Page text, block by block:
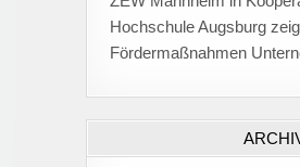
von Auszubildenden auf
nachdem sie im[...]